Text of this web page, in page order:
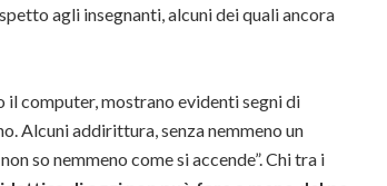
agli insegnanti, alcuni dei quali ancora
il computer, mostrano evidenti segni di
Alcuni addirittura, senza nemmeno un
so nemmeno come si accende”. Chi tra i